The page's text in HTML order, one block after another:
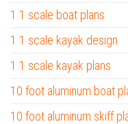
1 1 scale boat plans
1 1 scale kayak design
1 1 scale kayak plans
10 foot aluminum boat
10 foot aluminum skiff